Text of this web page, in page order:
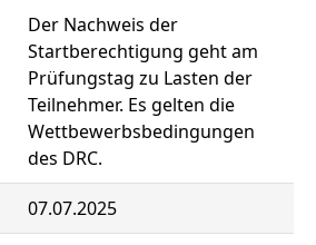
Der Nachweis der
Startberechtigung geht am
Prüfungstag zu Lasten der
Teilnehmer. Es gelten die
Wettbewerbsbedingungen
des DRC.
07.07.2025